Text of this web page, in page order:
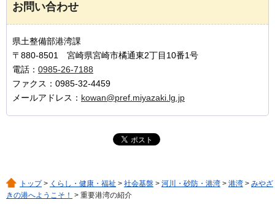
お問い合わせ
県土整備部港湾課
〒880-8501 宮崎県宮崎市橘通東2丁目10番1号
電話： 0985-26-7188
ファクス：0985-32-4459
メールアドレス： kowan@pref.miyazaki.lg.jp
トップ> くらし・健康・福祉 > 社会基盤 > 河川・砂防・港湾 > 港湾 > みやざ
きの港へようこそ！ > 重要港湾の紹介